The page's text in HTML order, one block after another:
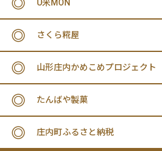
U米MON
さくら糀屋
山形庄内かめこめプロジェクト
たんばや製菓
庄内町ふるさと納税